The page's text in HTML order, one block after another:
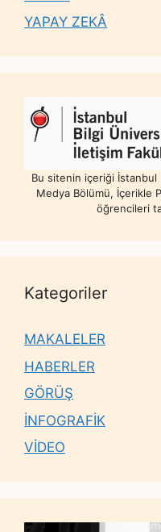
YAPAY ZEKÂ
Bu sitenin içeriği
Medya Bölümü, İçerikle
öğrencileri
Kategoriler
MAKALELER
HABERLER
GÖRÜŞ
İNFOGRAFİK
VİDEO